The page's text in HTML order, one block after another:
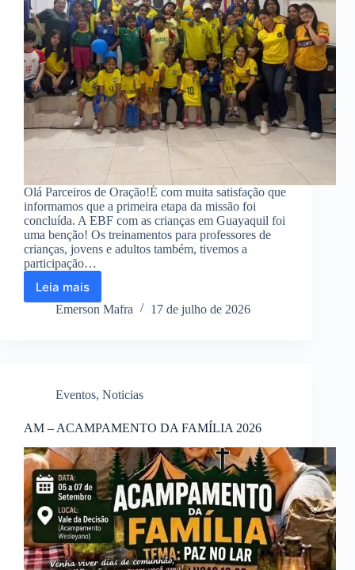
Olá Parceiros de Oração!É com muita satisfação que
informamos que a primeira etapa da missão foi
concluída. A EBF com as crianças em Guayaquil foi
uma benção! Os treinamentos para professores de
crianças, jovens e adultos também, tivemos a
participação…
Leia mais
VIAGEM
MISSIONÁRIA
Emerson Mafra 17 de julho de 2026
Eventos, Noticias
AM – ACAMPAMENTO DA FAMÍLIA 2026